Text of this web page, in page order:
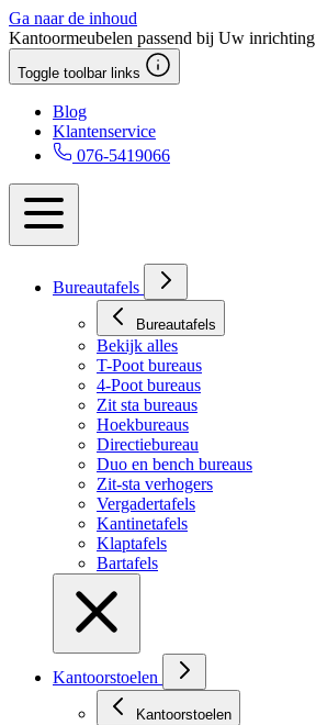
Ga naar de inhoud
Kantoormeubelen passend bij Uw inrichting
Toggle toolbar links
Blog
Klantenservice
076-5419066
Bureautafels
Bureautafels
Bekijk alles
T-Poot bureaus
4-Poot bureaus
Zit sta bureaus
Hoekbureaus
Directiebureau
Duo en bench bureaus
Zit-sta verhogers
Vergadertafels
Kantinetafels
Klaptafels
Bartafels
Kantoorstoelen
Kantoorstoelen